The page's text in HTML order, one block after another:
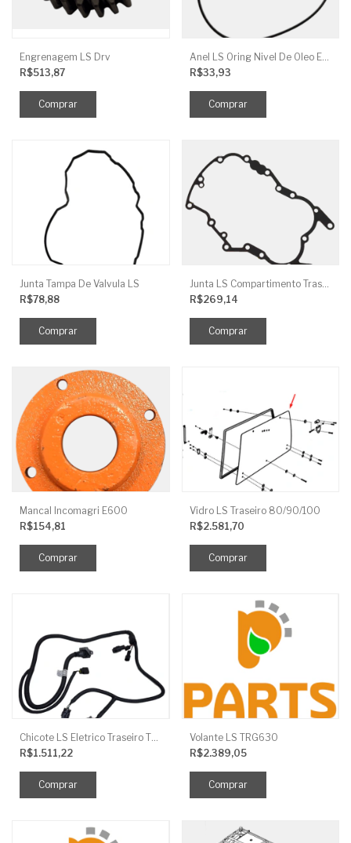
Engrenagem LS Drv
R$513,87
Anel LS Oring Nivel De Oleo EGQ125
R$33,93
Junta Tampa De Valvula LS
R$78,88
Junta LS Compartimento Traseiro EGQ155
R$269,14
Mancal Incomagri E600
R$154,81
Vidro LS Traseiro 80/90/100
R$2.581,70
R$1.511,22
Volante LS TRG630
R$2.389,05